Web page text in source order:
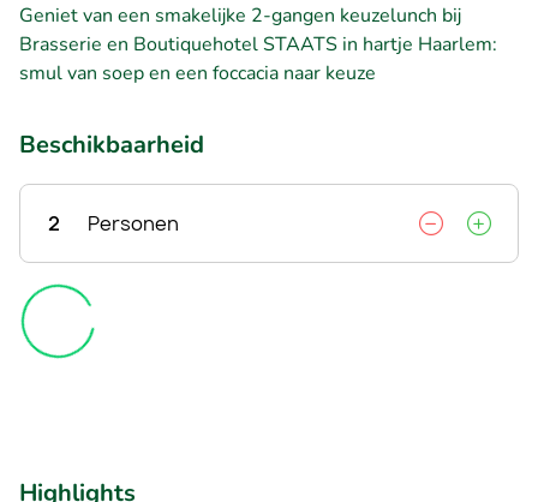
Geniet van een smakelijke 2-gangen keuzelunch bij
Brasserie en Boutiquehotel STAATS in hartje Haarlem:
smul van soep en een foccacia naar keuze
Beschikbaarheid
2 Personen
Highlights